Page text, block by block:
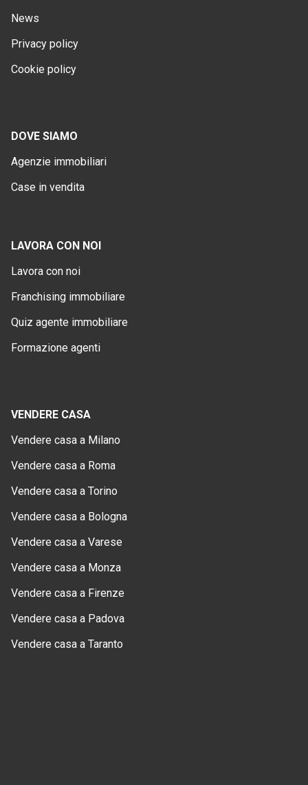
News
Privacy policy
Cookie policy
DOVE SIAMO
Agenzie immobiliari
Case in vendita
LAVORA CON NOI
Lavora con noi
Franchising immobiliare
Quiz agente immobiliare
Formazione agenti
VENDERE CASA
Vendere casa a Milano
Vendere casa a Roma
Vendere casa a Torino
Vendere casa a Bologna
Vendere casa a Varese
Vendere casa a Monza
Vendere casa a Firenze
Vendere casa a Padova
Vendere casa a Taranto